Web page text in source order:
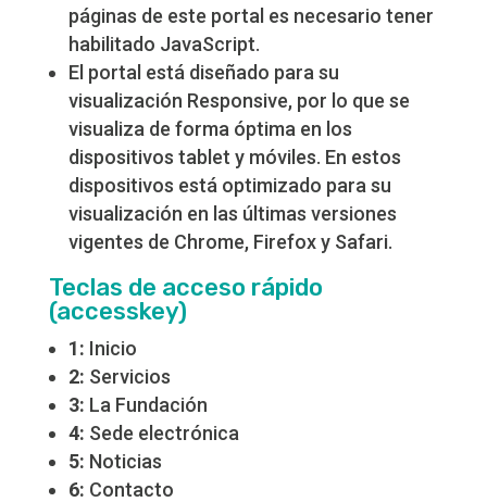
páginas de este portal es necesario tener
habilitado JavaScript.
El portal está diseñado para su
visualización Responsive, por lo que se
visualiza de forma óptima en los
dispositivos tablet y móviles. En estos
dispositivos está optimizado para su
visualización en las últimas versiones
vigentes de Chrome, Firefox y Safari.
Teclas de acceso rápido
(accesskey)
1: Inicio
2: Servicios
3: La Fundación
4: Sede electrónica
5: Noticias
6: Contacto